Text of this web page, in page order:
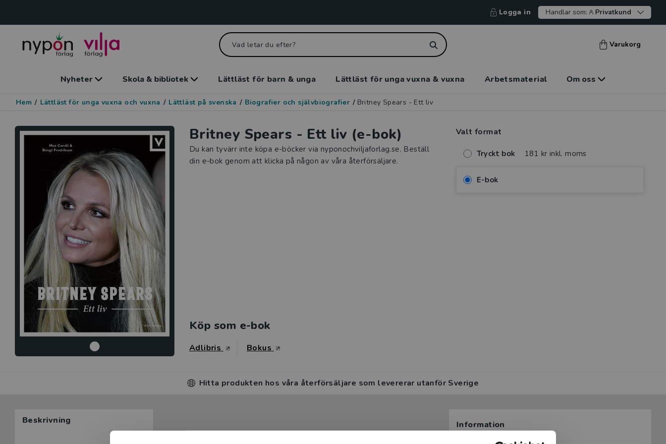
Logga in Handlar som: Privatkund
Varukorg
Nyheter Skola & bibliotek Lättläst för barn & unga Lättläst för unga vuxna & vuxna Arbetsmaterial Om oss
Hem / Lättläst för unga vuxna och vuxna / Lättläst på svenska / Biografier och självbiografier / Britney Spears - Ett liv
Britney Spears - Ett liv (e-bok)
Du kan tyvärr inte köpa e-böcker via nyponochviljaforlag.se. Beställ
din e-bok genom att klicka på någon av våra återförsäljare.
Köp som e-bok
Adlibris Bokus
Valt format
Tryckt bok 181 kr inkl. moms
E-bok
Hitta produkten hos våra återförsäljare som levererar utanför Sverige
Beskrivning Information